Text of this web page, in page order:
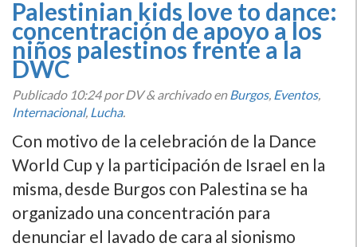
Palestinian kids love to dance:
concentración de apoyo a los
niños palestinos frente a la
DWC
Publicado 10:24por DV&archivado enBurgos, Eventos,
Internacional, Lucha.
Con motivo de la celebración de la Dance
World Cup y la participación de Israel en la
misma, desde Burgos con Palestina se ha
organizado una concentración para
denunciar el lavado de cara al sionismo